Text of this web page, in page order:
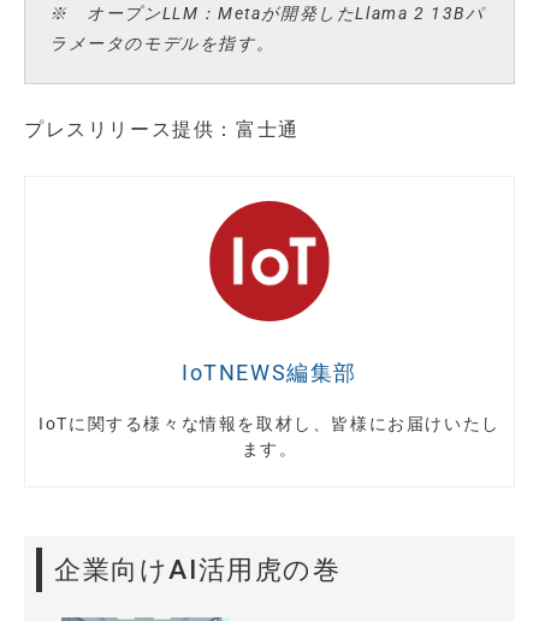
※ オープンLLM：Metaが開発したLlama 2 13Bパ
ラメータのモデルを指す。
プレスリリース提供：富士通
IoTNEWS編集部
IoTに関する様々な情報を取材し、皆様にお届けいたし
ます。
企業向けAI活用虎の巻